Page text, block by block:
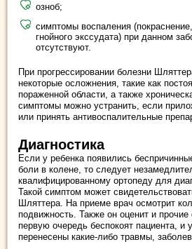
озноб;
симптомы воспаления
гнойного экссудата) при данном
отсутствуют.
При прогрессировании болезни
некоторые осложнения, такие как
пораженной области, а также
симптомы можно устранить, если
или принять антивоспалительные
Диагностика
Если у ребенка появились
боли в колене, то следует
квалифицированному ортопеду для
Такой симптом может
Шляттера. На приеме врач осмотрит
подвижность. Также он оценит и
первую очередь беспокоят пациента, и
перенесены какие-либо травмы,